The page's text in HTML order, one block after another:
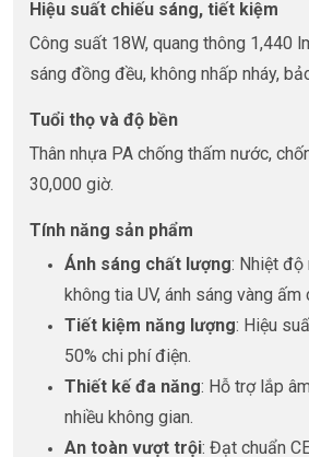
Hiệu suất chiếu sáng, tiết kiệm
Công suất 18W, quang thông 1,440
sáng đồng đều, không nhấp nháy,
Tuổi thọ và độ bền
Thân nhựa PA chống thấm nước,
30,000 giờ.
Tính năng sản phẩm
Ánh sáng chất lượng: Nhiệt độ
không tia UV, ánh sáng vàng ấm
Tiết kiệm năng lượng: Hiệu
50% chi phí điện.
Thiết kế đa năng: Hỗ trợ lắp
nhiều không gian.
An toàn vượt trội: Đạt chuẩn